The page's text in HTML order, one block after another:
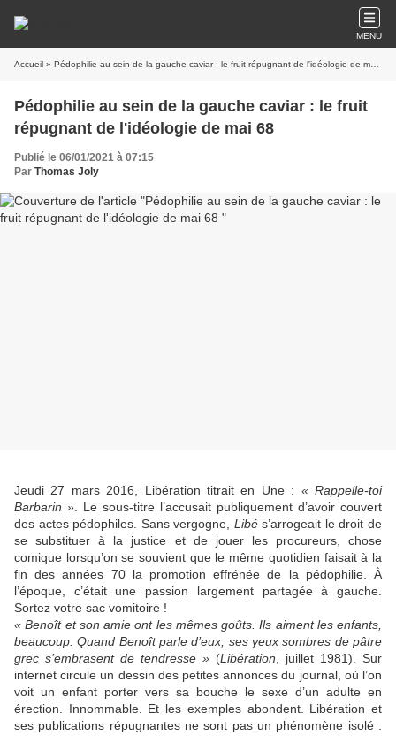
MENU
Accueil » Pédophilie au sein de la gauche caviar : le fruit répugnant de l'idéologie de mai 68
Pédophilie au sein de la gauche caviar : le fruit
répugnant de l'idéologie de mai 68
Publié le 06/01/2021 à 07:15
Par Thomas Joly
Jeudi 27 mars 2016, Libération titrait en Une : « Rappelle-toi
Barbarin » . Le sous-titre l’accusait publiquement d’avoir couvert
des actes pédophiles. Sans vergogne, Libés’arrogeait le droit de
se substituer à la justice et de jouer les procureurs, chose
comique lorsqu’on se souvient que le même quotidien faisait à la
fin des années 70 la promotion effrénée de la pédophilie. À
l’époque, c’était une passion largement partagée à gauche.
Sortez votre sac vomitoire !
« Benoît et son amie ont les mêmes goûts. Ils aiment les enfants,
beaucoup. Quand Benoît parle d’eux, ses yeux sombres de pâtre
grec s’embrasent de tendresse » (Libération , juillet 1981). Sur
internet circule un dessin des petites annonces du journal, où l’on
voit un enfant porter vers sa bouche le sexe d’un adulte en
érection. Innommable. Et les exemples abondent. Libération et
ses publications répugnantes ne sont pas un phénomène isolé :